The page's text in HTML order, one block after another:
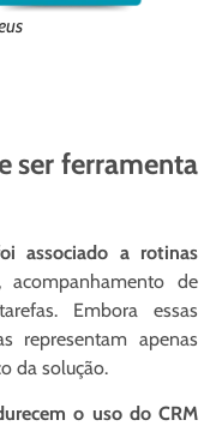
ser ferramenta
associado a rotinas
de
Embora essas
representam apenas
da solução.
o uso do CRM